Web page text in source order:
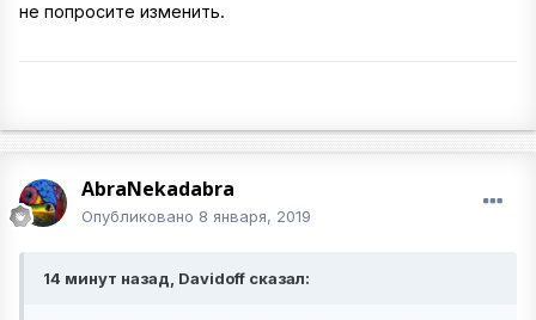
не попросите изменить.
AbraNekadabra
Опубликовано 8 января, 2019
14 минут назад, Davidoff сказал: